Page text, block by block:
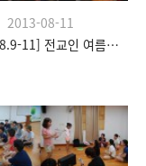
2013-08-11
[2013.8.9-11] 전교인 여름수련회- "이쉼 전쉼"